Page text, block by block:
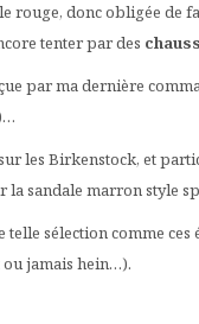
rouge, donc obligée de
tenter par des
par ma dernière
les Birkenstock, et
la sandale marron style
sélection comme ces
ou jamais hein…).